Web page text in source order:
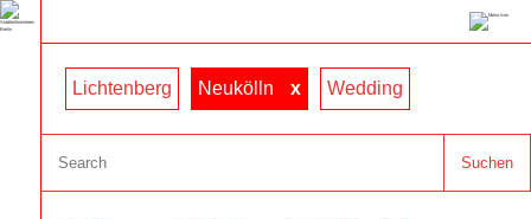
Lichtenberg Neukölln x Wedding
Suchen